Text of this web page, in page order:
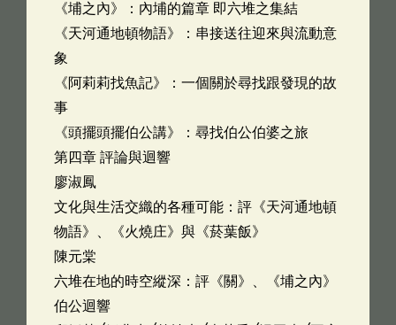
《埔之內》：內埔的篇章 即六堆之集結
《天河通地頓物語》：串接送往迎來與流動意
象
《阿莉莉找魚記》：一個關於尋找跟發現的故
事
《頭擺頭擺伯公講》：尋找伯公伯婆之旅
第四章 評論與迴響
廖淑鳳
文化與生活交織的各種可能：評《天河通地頓
物語》、《火燒庄》與《菸葉飯》
陳元棠
六堆在地的時空縱深：評《關》、《埔之內》
伯公迴響